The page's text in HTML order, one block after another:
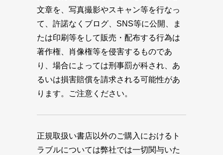
文章を、写真撮影やスキャン等を行なっ
て、許諾なくブログ、SNS等に公開、ま
たは印刷等をして販売・配布する行為は
著作権、肖像権等を侵害するものであ
り、場合によっては刑事罰が科され、あ
るいは損害賠償を請求される可能性があ
ります。ご注意ください。
正規取扱い書店以外のご購入におけるト
ラブルについては弊社では一切関与いた